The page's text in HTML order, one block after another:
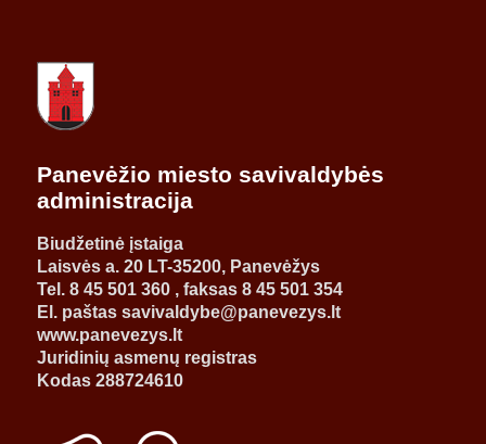
Panevėžio miesto savivaldybės
administracija
Biudžetinė įstaiga
Laisvės a. 20 LT-35200, Panevėžys
Tel. 8 45 501 360 , faksas 8 45 501 354
El. paštas savivaldybe@panevezys.lt
www.panevezys.lt
Juridinių asmenų registras
Kodas 288724610